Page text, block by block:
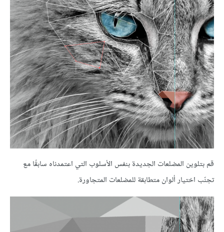
قم بتلوين المضلعات الجديدة بنفس الأسلوب التي اعتمدناه سابقًا مع
تجنّب اختيار ألوان متطابقة للمضلعات المتجاورة.